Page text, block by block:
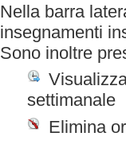
Nella barra
insegnamenti
Sono inoltre
settimanale
Elimina